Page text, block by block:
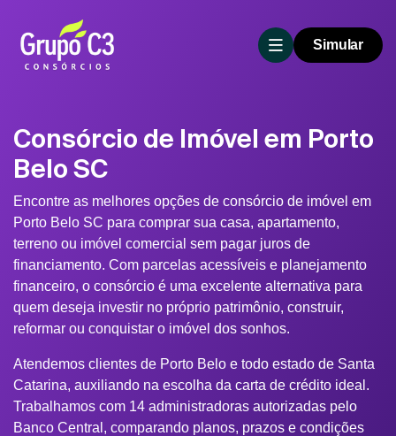
Simular
Consórcio de Imóvel em Porto
Belo SC
Encontre as melhores opções de consórcio de imóvel em
Porto Belo SC para comprar sua casa, apartamento,
terreno ou imóvel comercial sem pagar juros de
financiamento. Com parcelas acessíveis e planejamento
financeiro, o consórcio é uma excelente alternativa para
quem deseja investir no próprio patrimônio, construir,
reformar ou conquistar o imóvel dos sonhos.
Atendemos clientes de Porto Belo e todo estado de Santa
Catarina, auxiliando na escolha da carta de crédito ideal.
Trabalhamos com 14 administradoras autorizadas pelo
Banco Central, comparando planos, prazos e condições